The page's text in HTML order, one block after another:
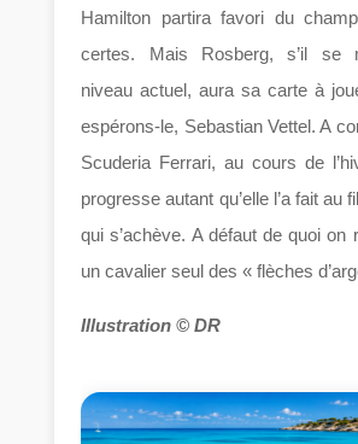
Hamilton partira favori du
certes. Mais Rosberg, s’il se
niveau actuel, aura sa carte à
espérons-le, Sebastian Vettel. A
Scuderia Ferrari, au cours de
progresse autant qu’elle l’a fait au
qui s’achève. A défaut de quoi on
un cavalier seul des « flèches
Illustration © DR